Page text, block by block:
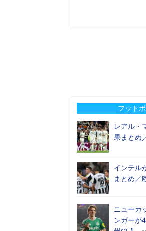
フット
レアル・
果まとめ
インテル
まとめ／
ニューカ
ンガーが